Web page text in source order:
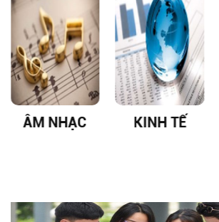
ÂM NHẠC KINH TẾ